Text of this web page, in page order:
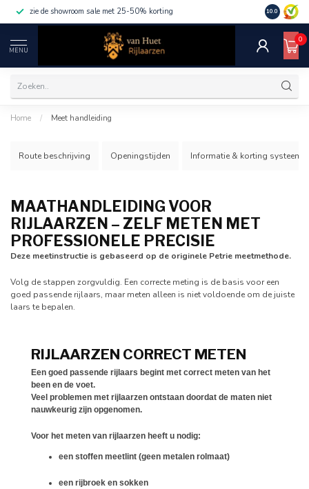
zie de showroom sale met 25-50% korting 10.0
MENU
0
Home / Meet handleiding
Route beschrijving Openingstijden Informatie & korting systeem
MAATHANDLEIDING VOOR
RIJLAARZEN – ZELF METEN MET
PROFESSIONELE PRECISIE
Deze meetinstructie is gebaseerd op de originele Petrie meetmethode.
Volg de stappen zorgvuldig. Een correcte meting is de basis voor een
goed passende rijlaars, maar meten alleen is niet voldoende om de juiste
laars te bepalen.
RIJLAARZEN CORRECT METEN
Een goed passende rijlaars begint met correct meten van het
been en de voet.
Veel problemen met rijlaarzen ontstaan doordat de maten niet
nauwkeurig zijn opgenomen.
Voor het meten van rijlaarzen heeft u nodig:
een stoffen meetlint (geen metalen rolmaat)
een rijbroek en sokken